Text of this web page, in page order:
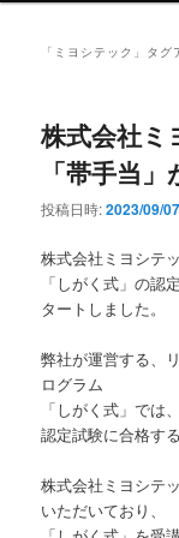
「 ミヨシテック 」タグ
株式会社
「帯手当
投稿日時:2023/09/07
株式会社ミヨシテ
「しがく式」の認
タートしました。
弊社が運営する、
ログラム
「しがく式」では
認定試験に合格す
株式会社ミヨシテ
いただいており、